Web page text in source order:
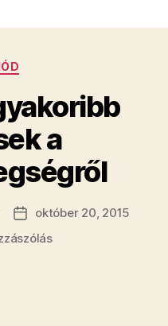
a
Bejegyzés
dátuma
október 20, 2015
a(z)